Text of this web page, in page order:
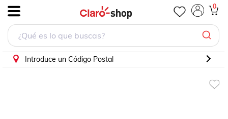
0
Introduce un Código Postal
TENIS CABALLERO STYLO 5001 SIMIPIEL BLANCO